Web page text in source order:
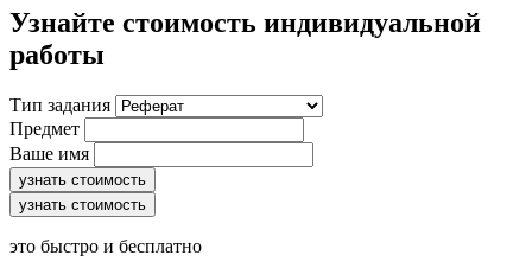
Узнайте стоимость индивидуальной
работы
Тип задания
Предмет
Ваше имя
узнать стоимость
узнать стоимость
это быстро и бесплатно